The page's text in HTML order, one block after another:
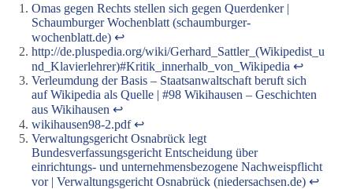
Omas gegen Rechts stellen sich gegen Querdenker |
Schaumburger Wochenblatt (schaumburger-
wochenblatt.de) ↩︎
http://de.pluspedia.org/wiki/Gerhard_Sattler_(Wikipedist_u
nd_Klavierlehrer)#Kritik_innerhalb_von_Wikipedia ↩︎
Verleumdung der Basis – Staatsanwaltschaft beruft sich
auf Wikipedia als Quelle | #98 Wikihausen – Geschichten
aus Wikihausen ↩︎
wikihausen98-2.pdf ↩︎
Verwaltungsgericht Osnabrück legt
Bundesverfassungsgericht Entscheidung über
einrichtungs- und unternehmensbezogene Nachweispflicht
vor | Verwaltungsgericht Osnabrück (niedersachsen.de) ↩︎